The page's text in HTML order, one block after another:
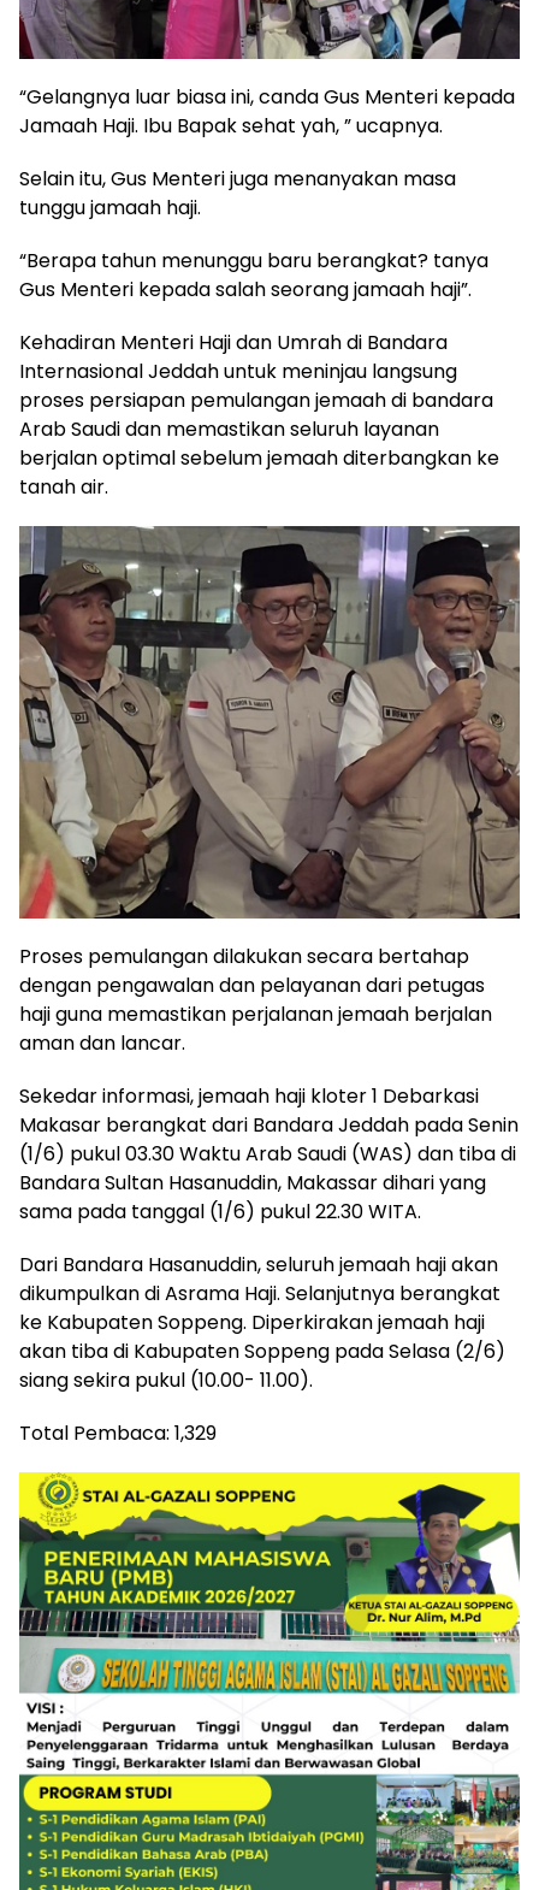
“Gelangnya luar biasa ini, canda Gus Menteri kepada
Jamaah Haji. Ibu Bapak sehat yah, ” ucapnya.
Selain itu, Gus Menteri juga menanyakan masa
tunggu jamaah haji.
“Berapa tahun menunggu baru berangkat? tanya
Gus Menteri kepada salah seorang jamaah haji”.
Kehadiran Menteri Haji dan Umrah di Bandara
Internasional Jeddah untuk meninjau langsung
proses persiapan pemulangan jemaah di bandara
Arab Saudi dan memastikan seluruh layanan
berjalan optimal sebelum jemaah diterbangkan ke
tanah air.
Proses pemulangan dilakukan secara bertahap
dengan pengawalan dan pelayanan dari petugas
haji guna memastikan perjalanan jemaah berjalan
aman dan lancar.
Sekedar informasi, jemaah haji kloter 1 Debarkasi
Makasar berangkat dari Bandara Jeddah pada Senin
(1/6) pukul 03.30 Waktu Arab Saudi (WAS) dan tiba di
Bandara Sultan Hasanuddin, Makassar dihari yang
sama pada tanggal (1/6) pukul 22.30 WITA.
Dari Bandara Hasanuddin, seluruh jemaah haji akan
dikumpulkan di Asrama Haji. Selanjutnya berangkat
ke Kabupaten Soppeng. Diperkirakan jemaah haji
akan tiba di Kabupaten Soppeng pada Selasa (2/6)
siang sekira pukul (10.00- 11.00).
Total Pembaca: 1,329